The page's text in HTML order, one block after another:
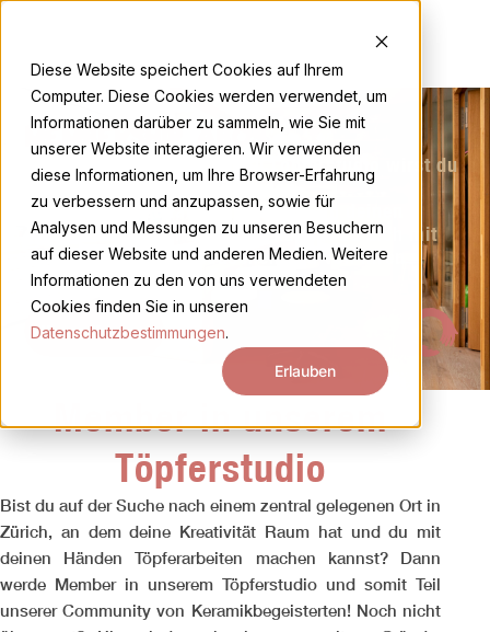
Diese Website speichert Cookies auf Ihrem
Computer. Diese Cookies werden verwendet, um
Informationen darüber zu sammeln, wie Sie mit
unserer Website interagieren. Wir verwenden
diese Informationen, um Ihre Browser-Erfahrung
zu verbessern und anzupassen, sowie für
Analysen und Messungen zu unseren Besuchern
auf dieser Website und anderen Medien. Weitere
Informationen zu den von uns verwendeten
Cookies finden Sie in unseren
Datenschutzbestimmungen.
Erlauben
springen
DE
MEMBERSHIP ABOS
Als Member vom db pottery Töpferstudio wirst du
sogleich Teil einer vibrierenden
Töpfergemeinschaft. Während du an deinen
eigenen Projekten arbeitest, kannst du dich mit
Gleichgesinnten austauschen und von ihren
Erfahrungen und Kenntnissen lernen.
Unsere Kurse
Member in unserem
Töpferstudio
Bist du auf der Suche nach einem zentral gelegenen Ort in
Zürich, an dem deine Kreativität Raum hat und du mit
deinen Händen Töpferarbeiten machen kannst? Dann
werde Member in unserem Töpferstudio und somit Teil
unserer Community von Keramikbegeisterten! Noch nicht